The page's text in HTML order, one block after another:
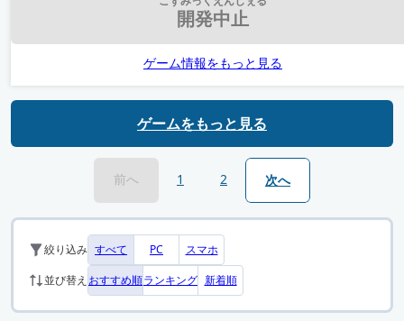
開発中止
ゲーム情報をもっと見る
ゲームをもっと見る
前へ 1 2 次へ
絞り込み すべて PC スマホ
並び替え おすすめ順ランキング 新着順